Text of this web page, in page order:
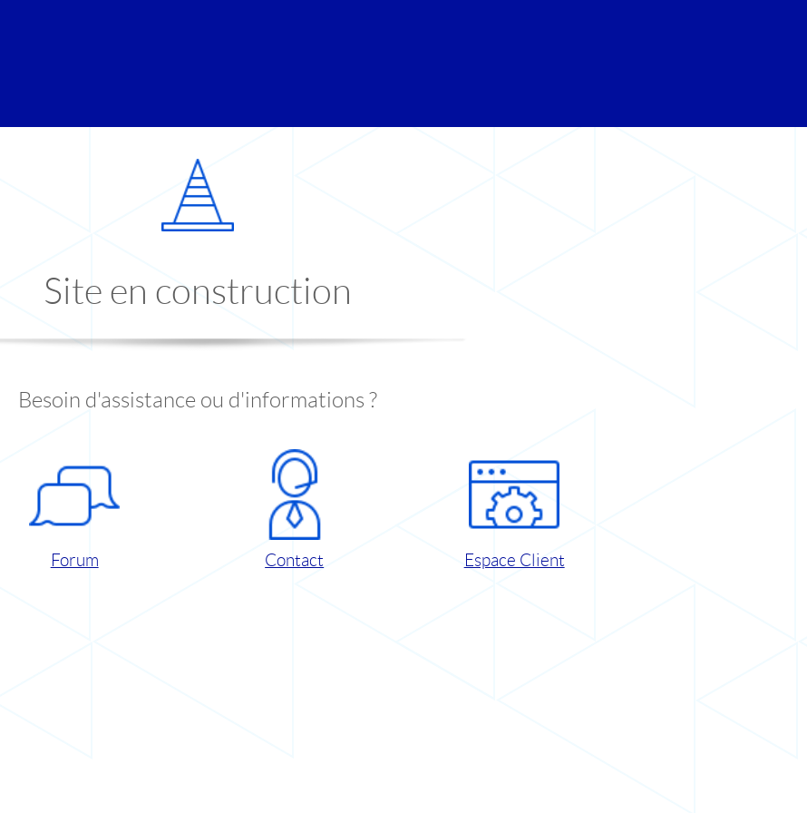
Site en construction
Besoin d'assistance ou d'informations ?
Forum Contact Espace Client